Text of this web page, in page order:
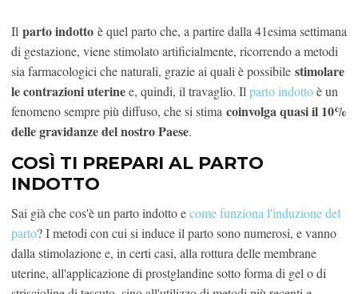
Il parto indotto è quel parto che, a partire dalla 41esima settimana
di gestazione, viene stimolato artificialmente, ricorrendo a metodi
sia farmacologici che naturali, grazie ai quali è possibile stimolare
le contrazioni uterinee, quindi, il travaglio. Il parto indottoè un
fenomeno sempre più diffuso, che si stima coinvolga quasi il 10%
delle gravidanze del nostro Paese.
COSÌ TI PREPARI AL PARTO
INDOTTO
Sai già che cos'è un parto indotto ecome funziona l'induzione del
parto? I metodi con cui si induce il parto sono numerosi, e vanno
dalla stimolazione e, in certi casi, alla rottura delle membrane
uterine, all'applicazione di prostglandine sotto forma di gel o di